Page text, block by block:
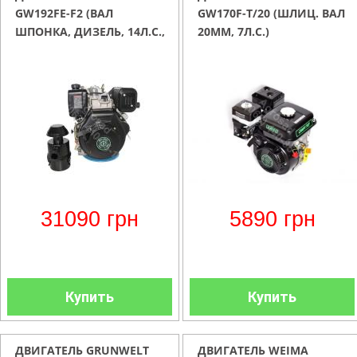
GW192FE-F2 (ВАЛ
ШПОНКА, ДИЗЕЛЬ, 14Л.С.,
31090 грн
Купить
GW170F-T/20 (ШЛИЦ. ВАЛ
20ММ, 7Л.С.)
5890 грн
Купить
ДВИГАТЕЛЬ GRUNWELT ДВИГАТЕЛЬ WEIMA